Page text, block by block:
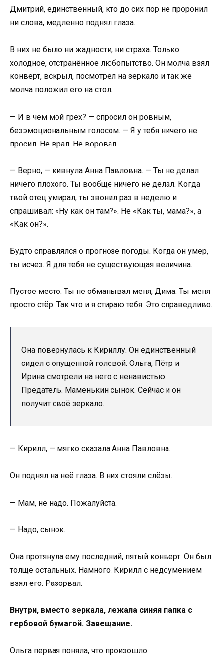
Дмитрий, единственный, кто до сих пор не проронил
ни слова, медленно поднял глаза.
В них не было ни жадности, ни страха. Только
холодное, отстранённое любопытство. Он молча взял
конверт, вскрыл, посмотрел на зеркало и так же
молча положил его на стол.
— И в чём мой грех? — спросил он ровным,
безэмоциональным голосом. — Я у тебя ничего не
просил. Не врал. Не воровал.
— Верно, — кивнула Анна Павловна. — Ты не делал
ничего плохого. Ты вообще ничего не делал. Когда
твой отец умирал, ты звонил раз в неделю и
спрашивал: «Ну как он там?». Не «Как ты, мама?», а
«Как он?».
Будто справлялся о прогнозе погоды. Когда он умер,
ты исчез. Я для тебя не существующая величина.
Пустое место. Ты не обманывал меня, Дима. Ты меня
просто стёр. Так что и я стираю тебя. Это справедливо.
Она повернулась к Кириллу. Он единственный
сидел с опущенной головой. Ольга, Пётр и
Ирина смотрели на него с ненавистью.
Предатель. Маменькин сынок. Сейчас и он
получит своё зеркало.
— Кирилл, — мягко сказала Анна Павловна.
Он поднял на неё глаза. В них стояли слёзы.
— Мам, не надо. Пожалуйста.
— Надо, сынок.
Она протянула ему последний, пятый конверт. Он был
толще остальных. Намного. Кирилл с недоумением
взял его. Разорвал.
Внутри, вместо зеркала, лежала синяя папка с
гербовой бумагой. Завещание.
Ольга первая поняла, что произошло.